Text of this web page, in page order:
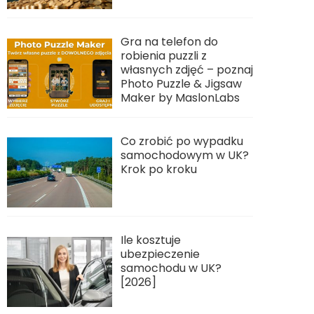
Gra na telefon do
robienia puzzli z
własnych zdjęć – poznaj
Photo Puzzle & Jigsaw
Maker by MaslonLabs
Co zrobić po wypadku
samochodowym w UK?
Krok po kroku
Ile kosztuje
ubezpieczenie
samochodu w UK?
[2026]